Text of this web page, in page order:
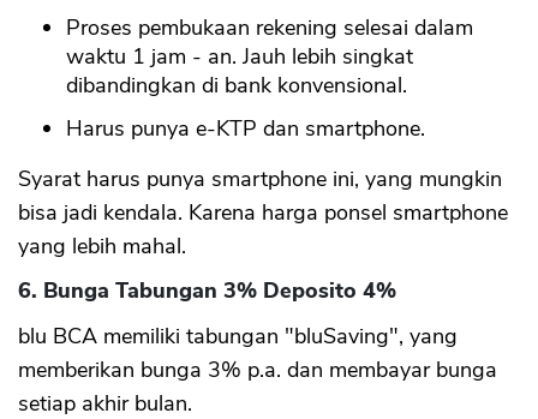
Proses pembukaan rekening selesai dalam
waktu 1 jam - an. Jauh lebih singkat
dibandingkan di bank konvensional.
Harus punya e-KTP dan smartphone.
Syarat harus punya smartphone ini, yang mungkin
bisa jadi kendala. Karena harga ponsel smartphone
yang lebih mahal.
6. Bunga Tabungan 3% Deposito 4%
blu BCA memiliki tabungan "bluSaving", yang
memberikan bunga 3% p.a. dan membayar bunga
setiap akhir bulan.